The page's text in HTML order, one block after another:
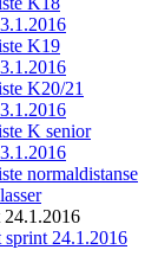
K19
K20/21
K senior
normaldistanse
24.1.2016